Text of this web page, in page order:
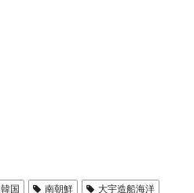
韓国 南朝鮮 大宇造船海洋